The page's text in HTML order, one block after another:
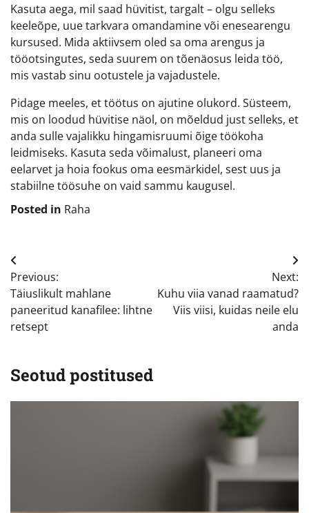
Kasuta aega, mil saad hüvitist, targalt – olgu selleks
keeleõpe, uue tarkvara omandamine või enesearengu
kursused. Mida aktiivsem oled sa oma arengus ja
tööotsingutes, seda suurem on tõenäosus leida töö,
mis vastab sinu ootustele ja vajadustele.
Pidage meeles, et töötus on ajutine olukord. Süsteem,
mis on loodud hüvitise näol, on mõeldud just selleks, et
anda sulle vajalikku hingamisruumi õige töökoha
leidmiseks. Kasuta seda võimalust, planeeri oma
eelarvet ja hoia fookus oma eesmärkidel, sest uus ja
stabiilne töösuhe on vaid sammu kaugusel.
Posted in Raha
Navigeerimine
Previous:
Täiuslikult mahlane
paneeritud kanafilee: lihtne
retsept
Next:
Kuhu viia vanad raamatud?
Viis viisi, kuidas neile elu
anda
Seotud postitused